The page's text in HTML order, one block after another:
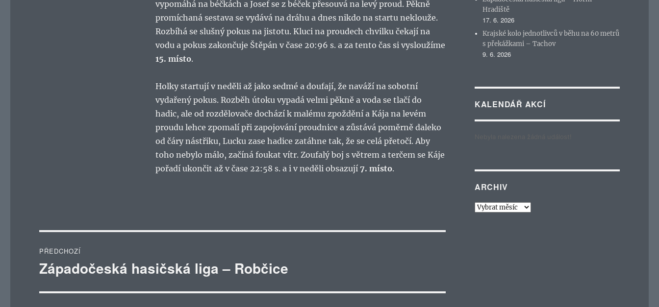
vypomáhá na béčkách a Josef se z béček přesouvá na levý proud. Pěkně
promíchaná sestava se vydává na dráhu a dnes nikdo na startu neklouže.
Rozbíhá se slušný pokus na jistotu. Kluci na proudech chvilku čekají na
vodu a pokus zakončuje Štěpán v čase 20:96 s. a za tento čas si vysloužíme
15. místo.
Holky startují v neděli až jako sedmé a doufají, že naváží na sobotní
vydařený pokus. Rozběh útoku vypadá velmi pěkně a voda se tlačí do
hadic, ale od rozdělovače dochází k malému zpoždění a Kája na levém
proudu lehce zpomalí při zapojování proudnice a zůstává poměrně daleko
od čáry nástřiku, Lucku zase hadice zatáhne tak, že se celá přetočí. Aby
toho nebylo málo, začíná foukat vítr. Zoufalý boj s větrem a terčem se Káje
pořadí ukončit až v čase 22:58 s. a i v neděli obsazují 7. místo.
pro
PŘEDCHOZÍ
Předchozí
příspěvek:
Západočeská hasičská liga – Robčice
Hradiště
17. 6. 2026
Krajské kolo jednotlivců v běhu na 60 metrů
s překážkami – Tachov
9. 6. 2026
KALENDÁŘ AKCÍ
ARCHIV
Archiv